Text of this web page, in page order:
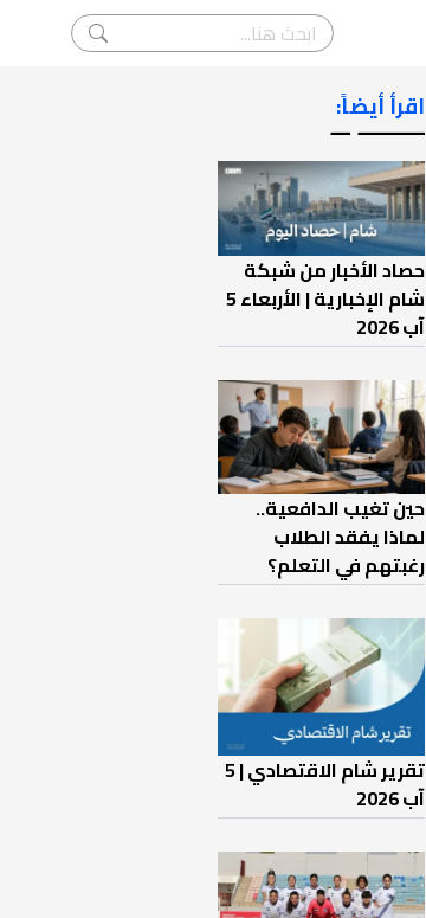
اقرأ أيضاً:
ـــــــ ــ
حصاد الأخبار من شبكة
شام الإخبارية | الأربعاء 5
آب 2026
حين تغيب الدافعية..
لماذا يفقد الطلاب
رغبتهم في التعلم؟
تقرير شام الاقتصادي | 5
آب 2026